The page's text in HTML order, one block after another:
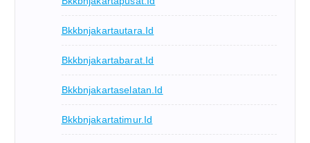
Bkkbnjakartautara.id
Bkkbnjakartabarat.id
Bkkbnjakartaselatan.id
Bkkbnjakartatimur.id